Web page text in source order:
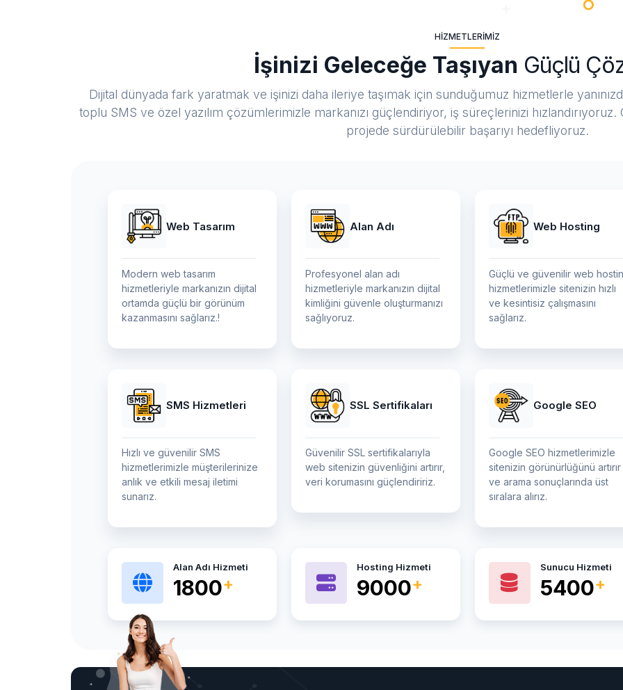
HIZMETLERIMIZ
İşinizi Geleceğe Taşıyan Güçlü
Dijital dünyada fark yaratmak ve işinizi daha ileriye taşımak için sunduğumuz hizmetlerle
toplu SMS ve özel yazılım çözümlerimizle markanızı güçlendiriyor, iş süreçlerinizi
projede sürdürülebilir başarıyı hedefliyoruz.
Web Tasarım
Modern web tasarım
hizmetleriyle markanızın dijital
ortamda güçlü bir görünüm
kazanmasını sağlarız.!
Alan Adı
Profesyonel alan adı
hizmetleriyle markanızın dijital
kimliğini güvenle oluşturmanızı
sağlıyoruz.
Web Hosting
Güçlü ve güvenilir web
hizmetlerimizle sitenizin hızlı
ve kesintisiz çalışmasını
sağlarız.
SMS Hizmetleri
Hızlı ve güvenilir SMS
hizmetlerimizle müşterilerinize
anlık ve etkili mesaj iletimi
sunarız.
SSL Sertifikaları
Güvenilir SSL sertifikalarıyla
web sitenizin güvenliğini artırır,
veri korumasını güçlendiririz.
Google SEO
Google SEO hizmetlerimizle
sitenizin görünürlüğünü artırır
ve arama sonuçlarında üst
sıralara alırız.
Alan Adı Hizmeti
2800
Hosting Hizmeti
14000
Sunucu Hizmeti
8400